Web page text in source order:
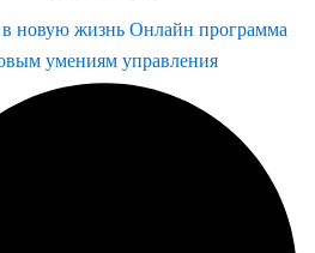
новую жизнь Онлайн программа
умениям управления